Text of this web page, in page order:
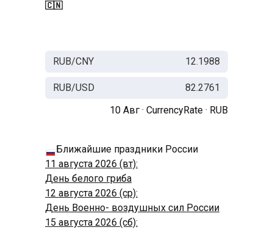
🇨🇳
RUB/CNY 12.1988
RUB/USD
82.2761
10 Авг · CurrencyRate · RUB
Ближайшие праздники России
11 августа 2026 (вт):
День белого гриба
12 августа 2026 (ср):
День Военно- воздушных сил России
15 августа 2026 (сб):